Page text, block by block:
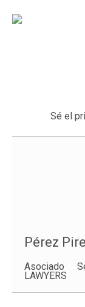
Sé el
Pérez
Asociado
LAWYERS